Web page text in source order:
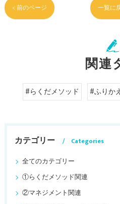
< 前のページ 一覧に
関連
#らくだメソッド #ふりか
カテゴリー
Categories
全てのカテゴリー
①らくだメソッド関連
②マネジメント関連